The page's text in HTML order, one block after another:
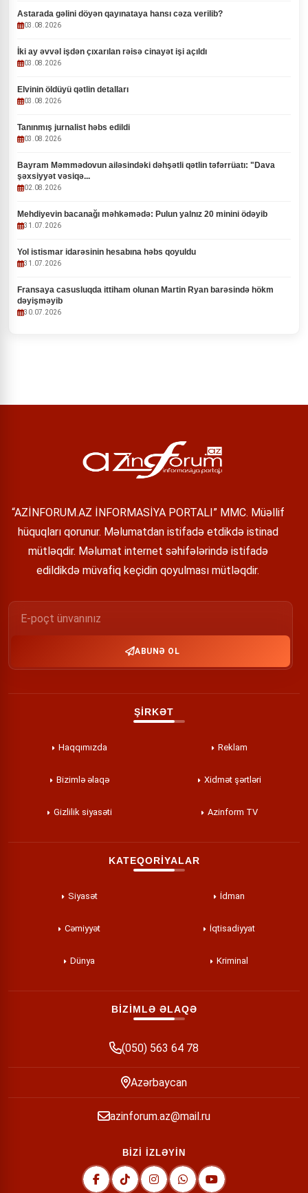
Astarada gəlini döyən qayınataya hansı cəza verilib?
03.08.2026
İki ay əvvəl işdən çıxarılan rəisə cinayət işi açıldı
03.08.2026
Elvinin öldüyü qətlin detalları
03.08.2026
Tanınmış jurnalist həbs edildi
03.08.2026
Bayram Məmmədovun ailəsindəki dəhşətli qətlin təfərrüatı: "Dava
şəxsiyyət vəsiqə...
02.08.2026
Mehdiyevin bacanağı məhkəmədə: Pulun yalnız 20 minini ödəyib
31.07.2026
Yol istismar idarəsinin hesabına həbs qoyuldu
31.07.2026
Fransaya casusluqda ittiham olunan Martin Ryan barəsində hökm
dəyişməyib
30.07.2026
“AZİNFORUM.AZ İNFORMASİYA PORTALI” MMC. Müəllif
hüquqları qorunur. Məlumatdan istifadə etdikdə istinad
mütləqdir. Məlumat internet səhifələrində istifadə
edildikdə müvafiq keçidin qoyulması mütləqdir.
ABUNƏ OL
ŞİRKƏT
Haqqımızda Reklam
Bizimlə əlaqə Xidmət şərtləri
Gizlilik siyasəti Azinform TV
KATEQORİYALAR
Siyasət İdman
Cəmiyyət İqtisadiyyat
Dünya Kriminal
BİZİMLƏ ƏLAQƏ
(050) 563 64 78
Azərbaycan
azinforum.az@mail.ru
BİZİ İZLƏYİN